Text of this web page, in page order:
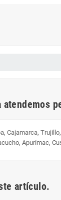
Cajamarca,
Apurímac,
artículo.